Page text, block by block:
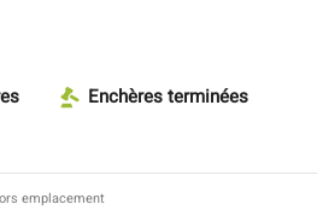
Enchères terminées
emplacement